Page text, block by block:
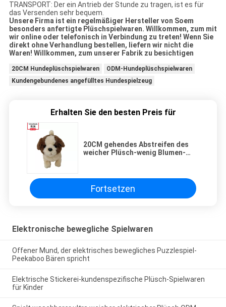
TRANSPORT: Der ein Antrieb der Stunde zu tragen, ist es für
das Versenden sehr bequem.
Unsere Firma ist ein regelmäßiger Hersteller von Soem
besonders anfertigte Plüschspielwaren. Willkommen, zum mit
wir online oder telefonisch in Verbindung zu treten! Wenn Sie
direkt ohne Verhandlung bestellen, liefern wir nicht die
Waren! Willkommen, zum unserer Fabrik zu besichtigen
20CM Hundeplüschspielwaren
ODM-Hundeplüschspielwaren
Kundengebundenes angefülltes Hundespielzeug
Erhalten Sie den besten Preis für
20CM gehendes Abstreifen des
weicher Plüsch-wenig Blumen-
Fortsetzen
Elektronische bewegliche Spielwaren
Offener Mund, der elektrisches bewegliches Puzzlespiel-
Peekaboo Bären spricht
Elektrische Stickerei-kundenspezifische Plüsch-Spielwaren
für Kinder